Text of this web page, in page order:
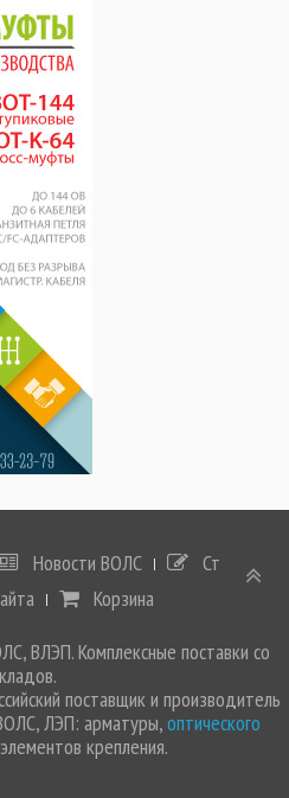
Новости ВОЛС
Статьи
Корзина
ВЛЭП. Комплексные поставки со
поставщик и производитель
ЛЭП: арматуры,оптического
крепления.